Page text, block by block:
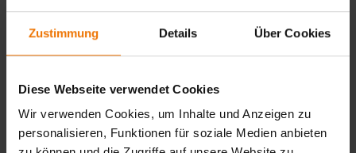
Zustimmung Details Über Cookies
Diese Webseite verwendet Cookies
Wir verwenden Cookies, um Inhalte und Anzeigen zu
personalisieren, Funktionen für soziale Medien anbieten
Prüfung (optional, nur für Teilnehmer mit bestandener
Prüfung im Modul 1 und nicht in Hannover) zur
Flammrichtfachkraft nach DVS 1145 für
Prüfung erhält der Teilnehmer ein DVS-Zeugnis.
Zurück